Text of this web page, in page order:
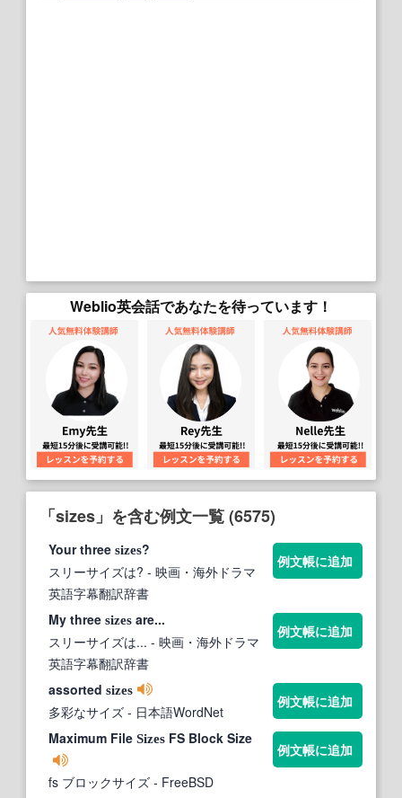
Weblio英会話であなたを待っています！
「sizes」を含む例文一覧 (6575)
Your three sizes?
スリーサイズは? - 映画・海外ドラマ
英語字幕翻訳辞書
例文帳に追加
My three sizes are...
スリーサイズは... - 映画・海外ドラマ
英語字幕翻訳辞書
例文帳に追加
assorted sizes
多彩なサイズ - 日本語WordNet
例文帳に追加
Maximum File Sizes FS Block Size
fs ブロックサイズ - FreeBSD
例文帳に追加